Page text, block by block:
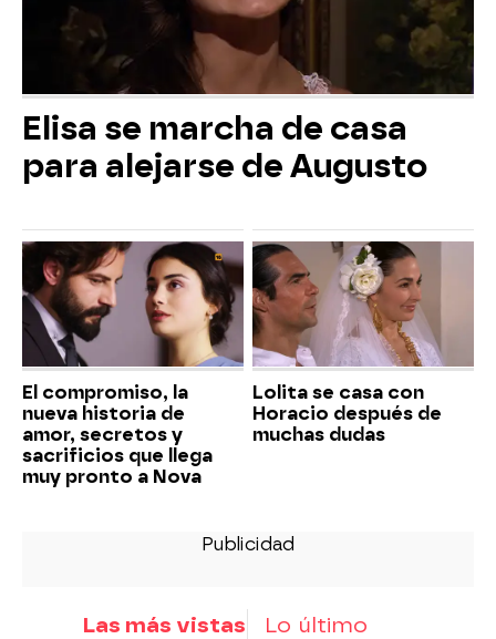
Elisa se marcha de casa
para alejarse de Augusto
El compromiso, la
nueva historia de
amor, secretos y
sacrificios que llega
muy pronto a Nova
Lolita se casa con
Horacio después de
muchas dudas
Las más vistas Lo último